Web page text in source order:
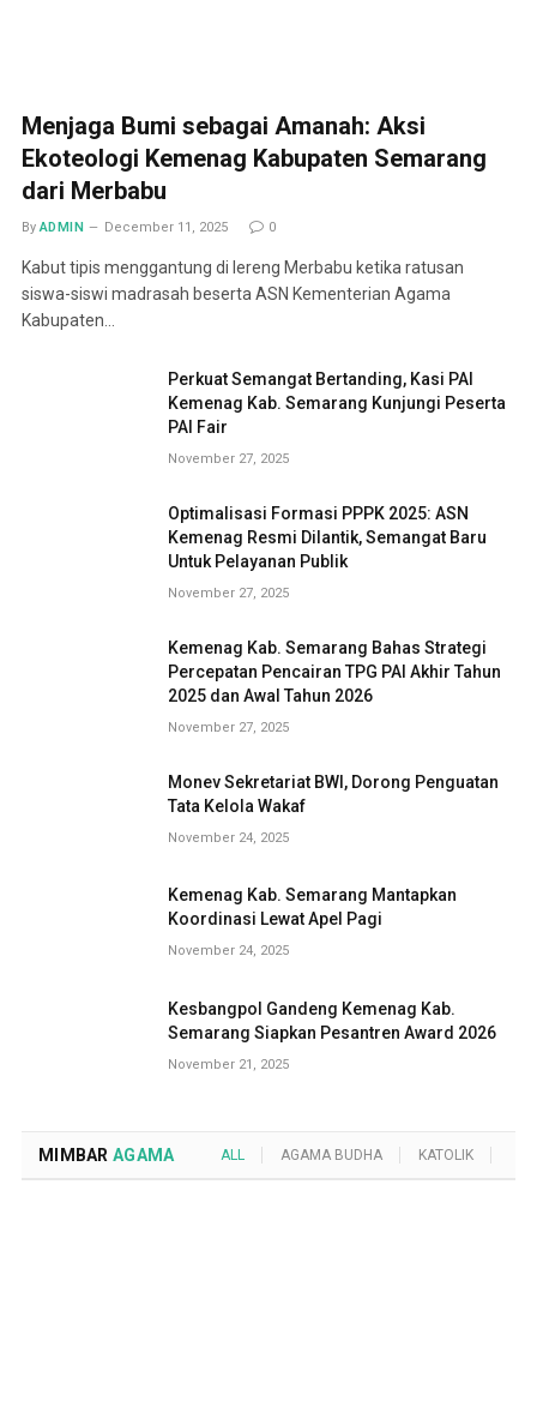
Menjaga Bumi sebagai Amanah: Aksi
Ekoteologi Kemenag Kabupaten Semarang
dari Merbabu
By ADMIN December 11, 2025 0
Kabut tipis menggantung di lereng Merbabu ketika ratusan
siswa-siswi madrasah beserta ASN Kementerian Agama
Kabupaten…
Perkuat Semangat Bertanding, Kasi PAI
Kemenag Kab. Semarang Kunjungi Peserta
PAI Fair
November 27, 2025
Optimalisasi Formasi PPPK 2025: ASN
Kemenag Resmi Dilantik, Semangat Baru
Untuk Pelayanan Publik
November 27, 2025
Kemenag Kab. Semarang Bahas Strategi
Percepatan Pencairan TPG PAI Akhir Tahun
2025 dan Awal Tahun 2026
November 27, 2025
Monev Sekretariat BWI, Dorong Penguatan
Tata Kelola Wakaf
November 24, 2025
Kemenag Kab. Semarang Mantapkan
Koordinasi Lewat Apel Pagi
November 24, 2025
Kesbangpol Gandeng Kemenag Kab.
Semarang Siapkan Pesantren Award 2026
November 21, 2025
MIMBAR AGAMA ALL AGAMA BUDHA KATOLIK